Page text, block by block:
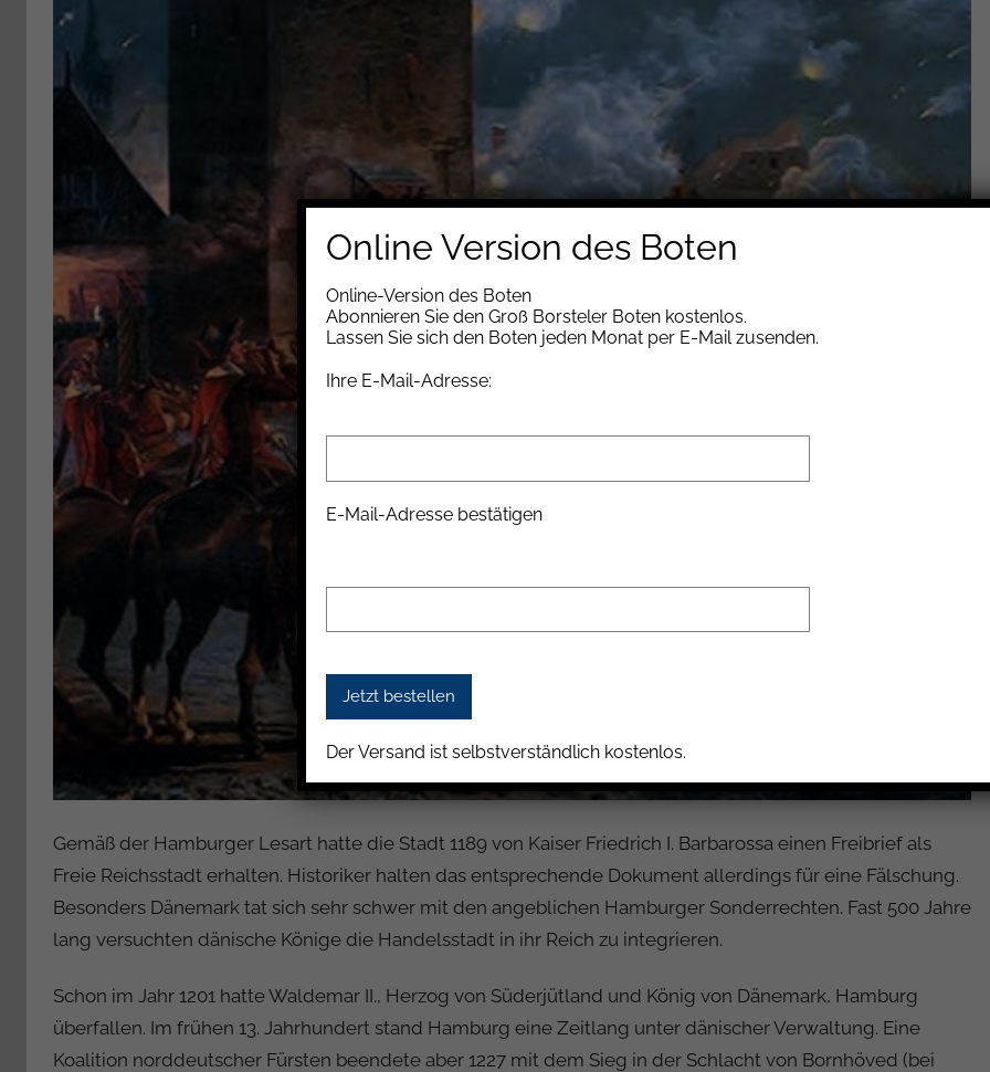
Gemäß der Hamburger Lesart hatte die Stadt 1189 von Kaiser Friedrich I. Barbarossa einen Freibrief als
Freie Reichsstadt erhalten. Historiker halten das entsprechende Dokument allerdings für eine Fälschung.
Besonders Dänemark tat sich sehr schwer mit den angeblichen Hamburger Sonderrechten. Fast 500 Jahre
lang versuchten dänische Könige die Handelsstadt in ihr Reich zu integrieren.
Schon im Jahr 1201 hatte Waldemar II., Herzog von Süderjütland und König von Dänemark, Hamburg
überfallen. Im frühen 13. Jahrhundert stand Hamburg eine Zeitlang unter dänischer Verwaltung. Eine
Koalition norddeutscher Fürsten beendete aber 1227 mit dem Sieg in der Schlacht von Bornhöved (bei
Online Version des Boten
Online-Version des Boten
Abonnieren Sie den Groß Borsteler Boten kostenlos.
Lassen Sie sich den Boten jeden Monat per E-Mail zusenden.
Ihre E-Mail-Adresse:
E-Mail-Adresse bestätigen
Der Versand ist selbstverständlich kostenlos.